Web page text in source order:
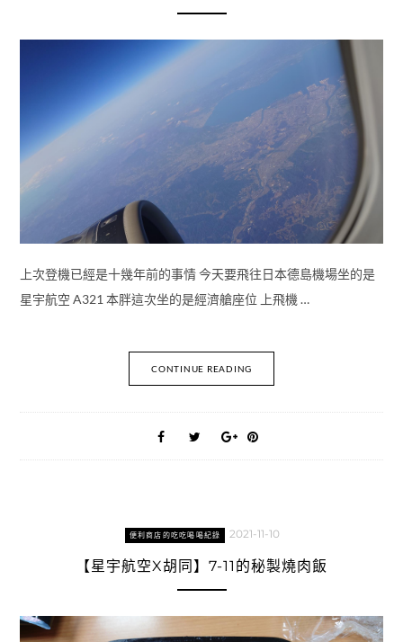
上次登機已經是十幾年前的事情 今天要飛往日本德島機場坐的是
星宇航空 A321 本胖這次坐的是經濟艙座位 上飛機 …
CONTINUE READING
便利商店的吃吃喝喝紀錄 2021-11-10
【星宇航空X胡同】7-11的秘製燒肉飯